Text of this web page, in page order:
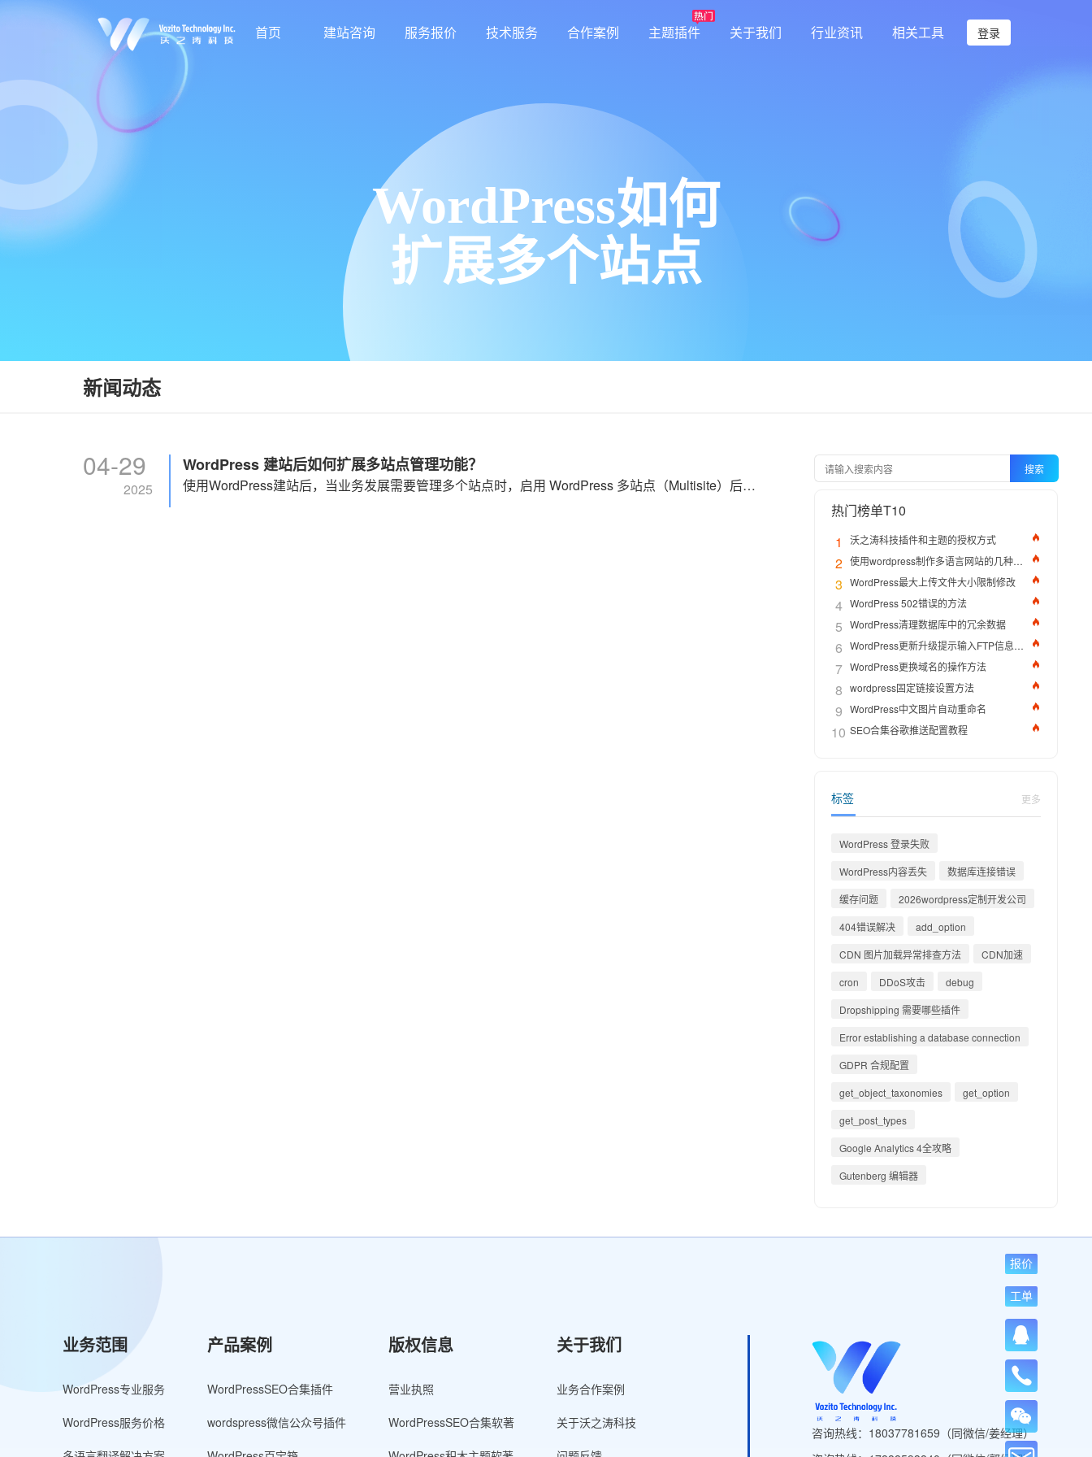
首页 建站咨询 服务报价 技术服务 合作案例 主题插件 关于我们 行业资讯 相关工具 登录
WordPress如何
扩展多个站点
新闻动态
04-29
2025
WordPress 建站后如何扩展多站点管理功能？
使用WordPress建站后，当业务发展需要管理多个站点时，启用 WordPress 多站点（Multisite）后，你就可以在一套代码下管理多个子站，极大简化运维、统一主题插件和用户权限。下面我来带领家来实现一下吧。
搜索
热门榜单T10
1
沃之涛科技插件和主题的授权方式
2 使用wordpress制作多语言网站的几种方法
3 WordPress最大上传文件大小限制修改
4 WordPress 502错误的方法
5 WordPress清理数据库中的冗余数据
6 WordPress更新升级提示输入FTP信息的解决办法
7 WordPress更换域名的操作方法
8 wordpress固定链接设置方法
9 WordPress中文图片自动重命名
10 SEO合集谷歌推送配置教程
标签 更多
WordPress 登录失败
WordPress内容丢失
数据库连接错误
缓存问题
2026wordpress定制开发公司
404错误解决
add_option
CDN 图片加载异常排查方法
CDN加速
cron
DDoS攻击
debug
Dropshipping 需要哪些插件
Error establishing a database connection
GDPR 合规配置
get_object_taxonomies
get_option
get_post_types
Google Analytics 4全攻略
Gutenberg 编辑器
业务范围
WordPress专业服务
WordPress服务价格
产品案例
WordPressSEO合集插件
wordspress微信公众号插件
版权信息
营业执照
WordPressSEO合集软著
关于我们
业务合作案例
关于沃之涛科技
咨询热线：18037781659（同微信/姜经理）
报价
工单